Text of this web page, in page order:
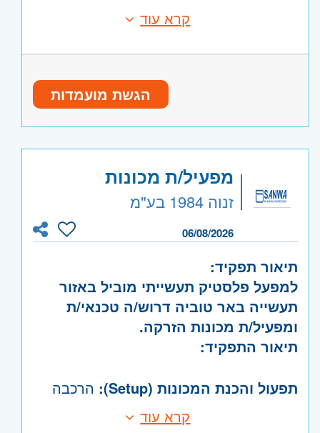
אפשרות למשרות מלאות / משמרות.
אזור: מרכז- תל אביב, פתח תקווה, רמת גן
וגבעתיים, בקעת אונו וגבעת שמואל, חולון
שרון- רעננה, כפר סבא והוד השרון
ירושלים- ירושלים
- גליל, טבריה והכנרת, עפולה, נצרת
ועמק זבולון, חיפה והכרמל, גולן
דרום- אשדוד, קרית גת, באר שבע, דימונה,
אשקלון, קרית מלאכי
השפלה- ראשון לציון ונס- ציונה, רחובות,
יבנה
קרא עוד
הגשת מועמדות
מפעיל/ת מכונות
זנוה 1984 בע"מ
06/08/2026
תיאור תפקיד:
למפעל פלסטיק תעשייתי מוביל באזור
תעשייה באר טוביה דרוש/ה טכנאי/ת
ומפעיל/ת מכונות הזרקה.
תיאור התפקיד:
תפעול והכנת המכונות (Setup):
הרכבה
לייצור, והכנת חומרי הגלם והאריזה לקראת
קרא עוד